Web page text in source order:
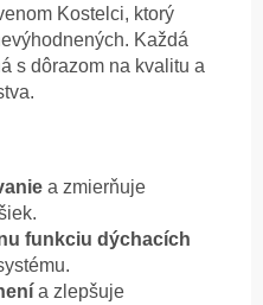
Kostelci, ktorý
Každá
s dôrazom na kvalitu a
a zmierňuje
funkciu dýchacích
a zlepšuje